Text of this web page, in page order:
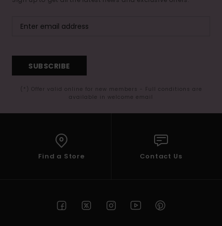
SUBSCRIBE
(*) Offer valid online for new members - Full conditions are
available in welcome email
Find a Store Contact Us